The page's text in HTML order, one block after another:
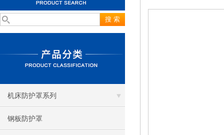
机床防护罩系列
钢板防护罩